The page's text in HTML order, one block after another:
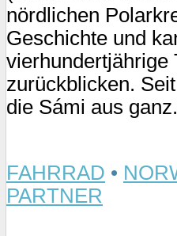
nördlichen
Geschichte und
vierhundertjährige
zurückblicken.
die Sámi aus
FAHRRAD •
PARTNER